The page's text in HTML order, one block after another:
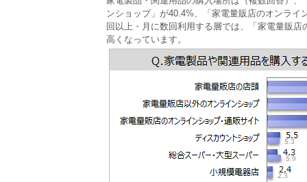
ンショップ」が40.4%、「家電量販店のオンラ
回以上・月に数回利用する層では、「家電量販
高くなっています。